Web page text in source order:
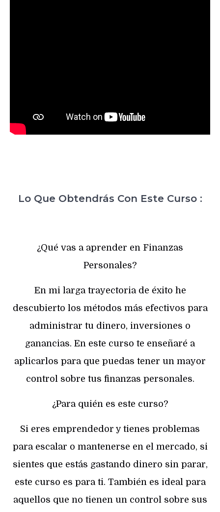
Lo Que Obtendrás Con Este Curso :
¿Qué vas a aprender en Finanzas
Personales?
En mi larga trayectoria de éxito he
descubierto los métodos más efectivos para
administrar tu dinero, inversiones o
ganancias. En este curso te enseñaré a
aplicarlos para que puedas tener un mayor
control sobre tus finanzas personales.
¿Para quién es este curso?
Si eres emprendedor y tienes problemas
para escalar o mantenerse en el mercado, si
sientes que estás gastando dinero sin parar,
este curso es para ti. También es ideal para
aquellos que no tienen un control sobre sus